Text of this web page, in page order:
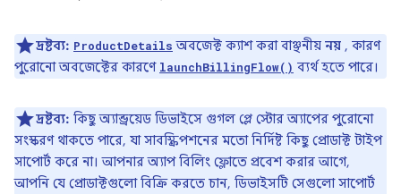
দ্রষ্টব্য: ProductDetails অবজেক্ট ক্যাশ করা বাঞ্ছনীয় নয় , কারণ
পুরোনো অবজেক্টের কারণে launchBillingFlow() ব্যর্থ হতে পারে।
দ্রষ্টব্য: কিছু অ্যান্ড্রয়েড ডিভাইসে গুগল প্লে স্টোর অ্যাপের পুরোনো
সংস্করণ থাকতে পারে, যা সাবস্ক্রিপশনের মতো নির্দিষ্ট কিছু প্রোডাক্ট টাইপ
সাপোর্ট করে না। আপনার অ্যাপ বিলিং ফ্লোতে প্রবেশ করার আগে,
আপনি যে প্রোডাক্টগুলো বিক্রি করতে চান, ডিভাইসটি সেগুলো সাপোর্ট